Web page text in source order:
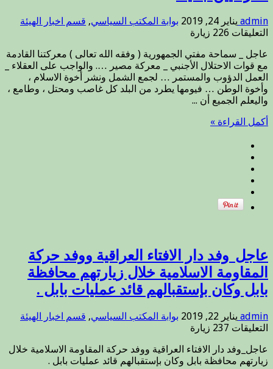
admin يناير 24, 2019 بوابة المكتب السياسي, قسم اخبار الهيئة
التعليقات على
..
مفتي
الجمهورية
يوجه
كلمة
جميعا
226 زيارة
عاجل _ سماحة مفتي الجمهورية ( وفقه الله تعالى ) معركتنا القادمة
مع قوات الاحتلال الأجنبي _ معركة مصير …. والواجب على العقلاء _
العمل الدؤوب والمستمر … لجمع الشمل ونشر أخوة الاسلام ،
وأخوة الوطن … فيومها يطرد من البلد كل غاصب ومحتل ، وطامع ،
واليعلم الجميع أن ...
أكمل القراءة »
عاجل_وفد دار الافتاء العراقية ووفد حركة
المقاومة الاسلامية خلال زيارتهم محافظة
بابل وكان بإستقبالهم قائد عمليات بابل .
admin يناير 22, 2019 بوابة المكتب السياسي, قسم اخبار الهيئة
التعليقات على
دار
الافتاء
237 زيارة
عاجل_وفد دار الافتاء العراقية ووفد حركة المقاومة الاسلامية خلال
زيارتهم محافظة بابل وكان بإستقبالهم قائد عمليات بابل .